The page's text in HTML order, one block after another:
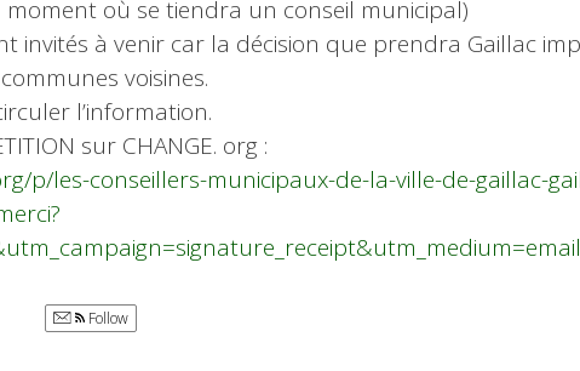
moment où se tiendra un conseil municipal)
invités à venir car la décision que prendra Gaillac
voisines.
l’information.
sur CHANGE. org :
p/les-conseillers-municipaux-de-la-ville-de-gaillac-
Follow